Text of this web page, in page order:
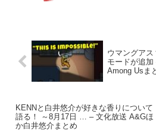
ウマングア
モードが追
Among Usま
KENNと白井悠介が好きな香りについて
語る！ ～8月17日 … – 文化放送 A&Gほ
か白井悠介まとめ